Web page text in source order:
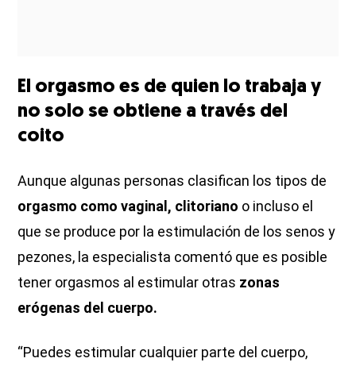
El orgasmo es de quien lo trabaja y
no solo se obtiene a través del
coito
Aunque algunas personas clasifican los tipos de
orgasmo como vaginal, clitoriano o incluso el
que se produce por la estimulación de los senos y
pezones, la especialista comentó que es posible
tener orgasmos al estimular otras zonas
erógenas del cuerpo.
“Puedes estimular cualquier parte del cuerpo,